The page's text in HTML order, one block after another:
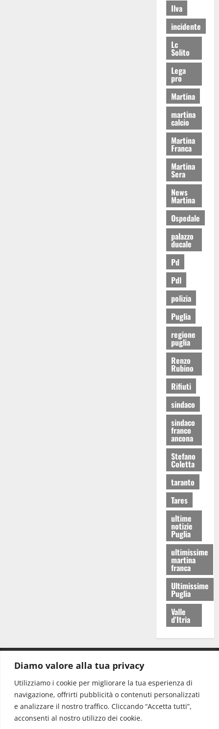
Diamo valore alla tua privacy
Utilizziamo i cookie per migliorare la tua esperienza di
navigazione, offrirti pubblicità o contenuti personalizzati
e analizzare il nostro traffico. Cliccando “Accetta tutti”,
acconsenti al nostro utilizzo dei cookie.
Ilva
incidente
Lc
Solito
Lega
pro
Martina
martina
calcio
Martina
Franca
Martina
Sera
News
Martina
Ospedale
palazzo
ducale
Pd
Pdl
polizia
Puglia
regione
puglia
Renzo
Rubino
Rifiuti
sindaco
sindaco
franco
ancona
Stefano
Coletta
taranto
Tares
ultime
notizie
Puglia
ultimissime
martina
franca
Ultimissime
Puglia
Valle
d'Itria
Redazione: redazione@www.martinasera.it
Direttore:direttore@www.martinasera.it
Info & Commerciale:info@www.martinasera.it